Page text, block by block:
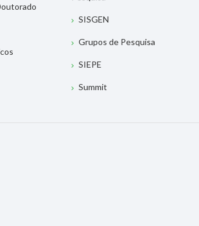
SISGEN
Grupos de Pesquisa
SIEPE
Summit